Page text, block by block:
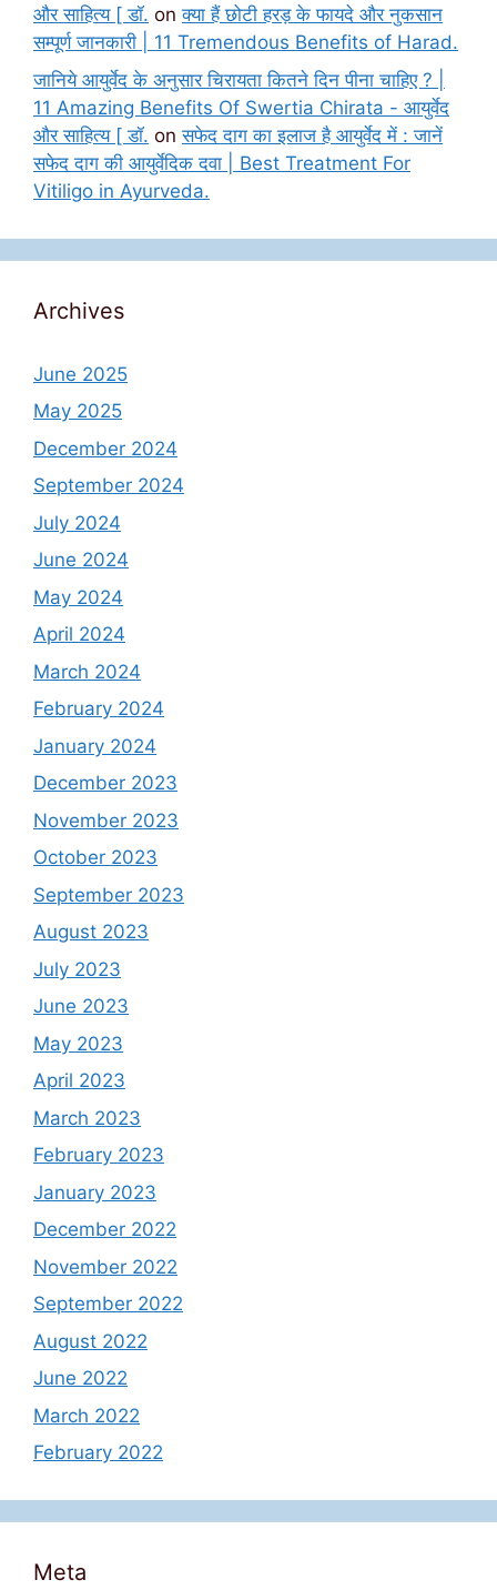
और साहित्य [ डॉ. onक्या हैं छोटी हरड़ के फायदे और नुकसान
सम्पूर्ण जानकारी | 11 Tremendous Benefits of Harad.
जानिये आयुर्वेद के अनुसार चिरायता कितने दिन पीना चाहिए ? |
11 Amazing Benefits Of Swertia Chirata - आयुर्वेद
और साहित्य [ डॉ. onसफेद दाग का इलाज है आयुर्वेद में : जानें
सफेद दाग की आयुर्वेदिक दवा | Best Treatment For
Vitiligo in Ayurveda.
Archives
June 2025
May 2025
December 2024
September 2024
July 2024
June 2024
May 2024
April 2024
March 2024
February 2024
January 2024
December 2023
November 2023
October 2023
September 2023
August 2023
July 2023
June 2023
May 2023
April 2023
March 2023
February 2023
January 2023
December 2022
November 2022
September 2022
August 2022
June 2022
March 2022
February 2022
Meta